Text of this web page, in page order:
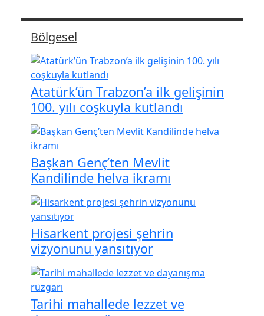
Bölgesel
Atatürk’ün Trabzon’a ilk gelişinin
100. yılı coşkuyla kutlandı
Başkan Genç’ten Mevlit
Kandilinde helva ikramı
Hisarkent projesi şehrin
vizyonunu yansıtıyor
Tarihi mahallede lezzet ve